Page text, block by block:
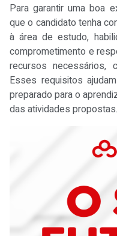
Para garantir uma boa
que o candidato tenha
à área de estudo,
comprometimento e
recursos necessários,
Esses requisitos
preparado para o
das atividades propostas.